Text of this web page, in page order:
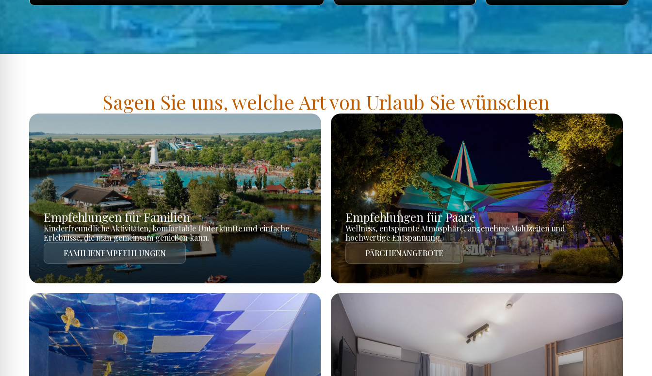
Sagen Sie uns, welche Art von Urlaub Sie wünschen
Empfehlungen für Familien
Kinderfreundliche Aktivitäten, komfortable Unterkünfte und einfache
Erlebnisse, die man gemeinsam genießen kann.
FAMILIENEMPFEHLUNGEN
Empfehlungen für Paare
Wellness, entspannte Atmosphäre, angenehme Mahlzeiten und
hochwertige Entspannung.
PÄRCHENANGEBOTE